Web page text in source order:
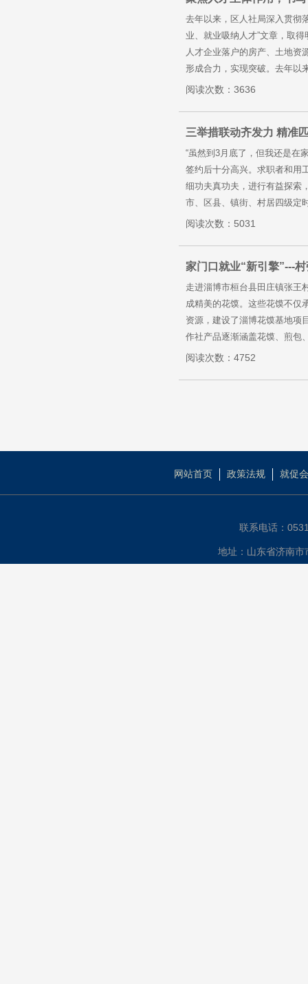
去年以来，区人社局深入贯彻
业、就业吸纳人才”文章，取
人才企业落户的房产、土地资
形成合力，实现突破。去年以
阅读次数：3636
三举措联动齐发力 精准
“虽然到3月底了，但我还是在
签约后十分高兴。求职者和用
细功夫真功夫，进行有益探索
市、区县、镇街、村居四级定
阅读次数：5031
家门口就业“新引擎”---
走进淄博市桓台县田庄镇张王
成精美的花馍。这些花馍不仅
资源，建设了淄博花馍基地项
作社产品逐渐涵盖花馍、煎包
阅读次数：4752
网站首页 政策法规 就促
联系电话：
地址：山东省济南